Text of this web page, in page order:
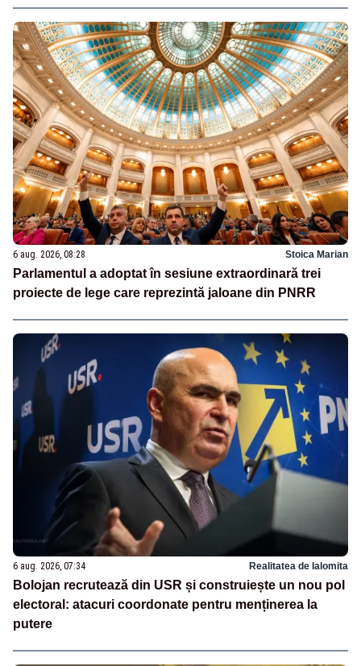
6 aug. 2026, 08:28 Stoica Marian
Parlamentul a adoptat în sesiune extraordinară trei
proiecte de lege care reprezintă jaloane din PNRR
6 aug. 2026, 07:34 Realitatea de Ialomita
Bolojan recrutează din USR și construiește un nou pol
electoral: atacuri coordonate pentru menținerea la
putere